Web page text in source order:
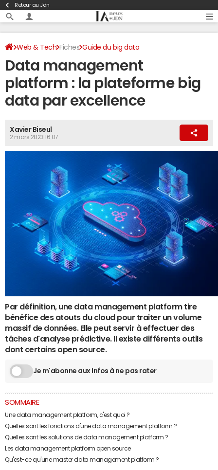
Retour au Jdn
Web & Tech Fiches Guide du big data
Dictionnaire du big data
Data management
platform : la plateforme big
data par excellence
Xavier Biseul
2 mars 2023 16:07
Par définition, une data management platform tire
bénéfice des atouts du cloud pour traiter un volume
massif de données. Elle peut servir à effectuer des
tâches d'analyse prédictive. Il existe différents outils
dont certains open source.
Je m'abonne aux Infos à ne pas rater
SOMMAIRE
Une data management platform, c'est quoi ?
Quelles sont les fonctions d'une data management platform ?
Quelles sont les solutions de data management platform ?
Les data management platform open source
Qu'est-ce qu'une master data management platform ?